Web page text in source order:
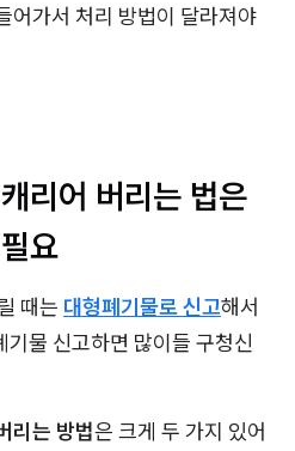
어가서 처리 방법이 달라져야
리어 버리는 법은
요
때는 대형폐기물로 신고해서
물 신고하면 많이들 구청신
리는 방법은 크게 두 가지 있어